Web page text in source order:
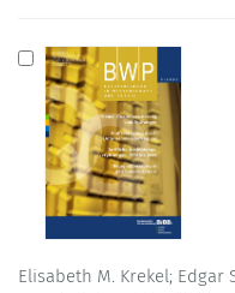
Elisabeth M. Krekel; Edgar